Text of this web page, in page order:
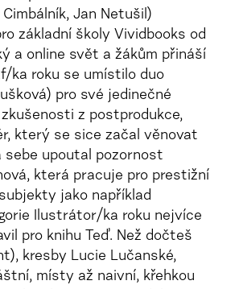
Jan Netušil)
základní školy Vividbooks od
a online svět a žákům přináší
ka roku se umístilo duo
pro své jedinečné
z postprodukce,
který se sice začal věnovat
sebe upoutal pozornost
která pracuje pro prestižní
jako například
Ilustrátor/ka roku nejvíce
pro knihu Teď. Než dočteš
kresby Lucie Lučanské,
místy až naivní, křehkou